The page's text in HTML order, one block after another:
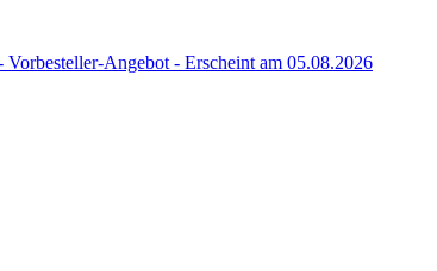
Angebot - Erscheint am 05.08.2026